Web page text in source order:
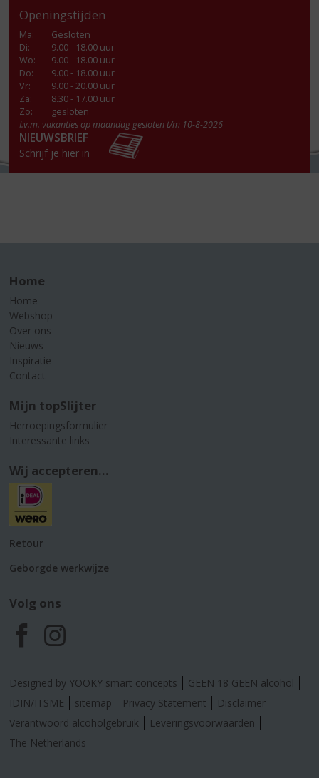
Openingstijden
Ma:
Gesloten
Di:
9.00 - 18.00 uur
Wo:
9.00 - 18.00 uur
Do:
9.00 - 18.00 uur
Vr:
9.00 - 20.00 uur
Za:
8.30 - 17.00 uur
Zo:
gesloten
I.v.m. vakanties op maandag gesloten t/m 10-8-2026
NIEUWSBRIEF
Schrijf je hier in
Home
Home
Webshop
Over ons
Nieuws
Inspiratie
Contact
Mijn topSlijter
Herroepingsformulier
Interessante links
Wij accepteren...
Retour
Geborgde werkwijze
Volg ons
F
a
c
e
I
n
s
t
Designed by YOOKY smart concepts
GEEN 18 GEEN alcohol
IDIN/ITSME
sitemap Privacy Statement
Disclaimer
Verantwoord alcoholgebruik
Leveringsvoorwaarden
The Netherlands